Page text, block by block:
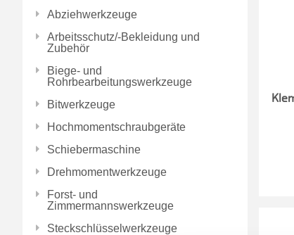
Abziehwerkzeuge
Arbeitsschutz/-Bekleidung und
Zubehör
Biege- und
Rohrbearbeitungswerkzeuge
Bitwerkzeuge
Hochmomentschraubgeräte
Schiebermaschine
Drehmomentwerkzeuge
Forst- und
Zimmermannswerkzeuge
Steckschlüsselwerkzeuge